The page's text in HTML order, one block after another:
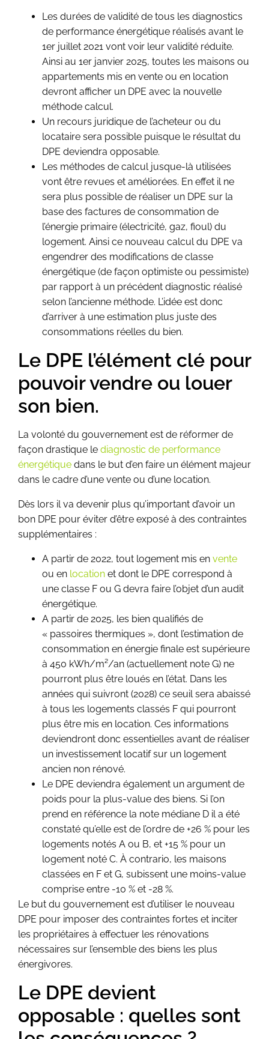
Les durées de validité de tous les diagnostics
de performance énergétique réalisés avant le
1er juillet 2021 vont voir leur validité réduite.
Ainsi au 1er janvier 2025, toutes les maisons ou
appartements mis en vente ou en location
devront afficher un DPE avec la nouvelle
méthode calcul.
Un recours juridique de l’acheteur ou du
locataire sera possible puisque le résultat du
DPE deviendra opposable.
Les méthodes de calcul jusque-là utilisées
vont être revues et améliorées. En effet il ne
sera plus possible de réaliser un DPE sur la
base des factures de consommation de
l’énergie primaire (électricité, gaz, fioul) du
logement. Ainsi ce nouveau calcul du DPE va
engendrer des modifications de classe
énergétique (de façon optimiste ou pessimiste)
par rapport à un précédent diagnostic réalisé
selon l’ancienne méthode. L’idée est donc
d’arriver à une estimation plus juste des
consommations réelles du bien.
Le DPE l’élément clé pour
pouvoir vendre ou louer
son bien.
La volonté du gouvernement est de réformer de
façon drastique le diagnostic de performance
énergétique dans le but d’en faire un élément majeur
dans le cadre d’une vente ou d’une location.
Dès lors il va devenir plus qu’important d’avoir un
bon DPE pour éviter d’être exposé à des contraintes
supplémentaires :
A partir de 2022, tout logement mis en vente
ou en location et dont le DPE correspond à
une classe F ou G devra faire l’objet d’un audit
énergétique.
A partir de 2025, les bien qualifiés de
« passoires thermiques », dont l’estimation de
consommation en énergie finale est supérieure
à 450 kWh/m²/an (actuellement note G) ne
pourront plus être loués en l’état. Dans les
années qui suivront (2028) ce seuil sera abaissé
à tous les logements classés F qui pourront
plus être mis en location. Ces informations
deviendront donc essentielles avant de réaliser
un investissement locatif sur un logement
ancien non rénové.
Le DPE deviendra également un argument de
poids pour la plus-value des biens. Si l’on
prend en référence la note médiane D il a été
constaté qu’elle est de l’ordre de +26 % pour les
logements notés A ou B, et +15 % pour un
logement noté C. À contrario, les maisons
classées en F et G, subissent une moins-value
comprise entre -10 % et -28 %.
Le but du gouvernement est d’utiliser le nouveau
DPE pour imposer des contraintes fortes et inciter
les propriétaires à effectuer les rénovations
nécessaires sur l’ensemble des biens les plus
énergivores.
Le DPE devient
opposable : quelles sont